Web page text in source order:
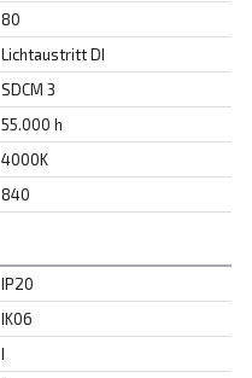
80
Lichtaustritt DI
SDCM 3
55.000 h
4000K
840
IP20
IK06
I